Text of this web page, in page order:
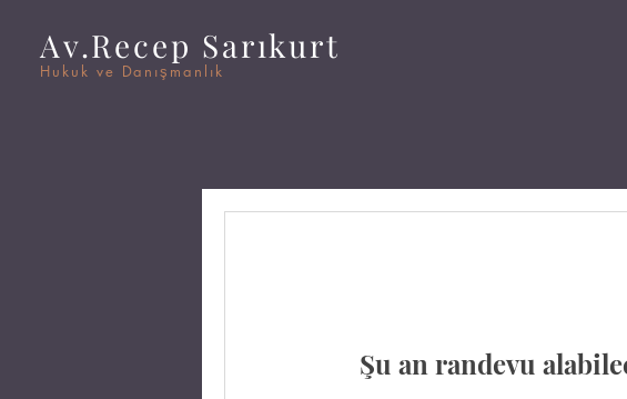
Av.Recep Sarıkurt
Hukuk ve Danışmanlık
Şu an randevu